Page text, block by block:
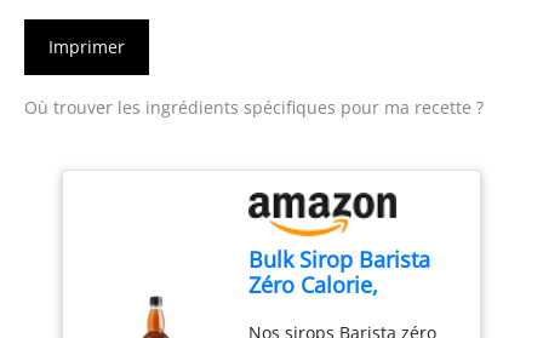
Imprimer
Où trouver les ingrédients spécifiques pour ma recette ?
Bulk Sirop Barista
Zéro Calorie,
Nos sirops Barista zéro